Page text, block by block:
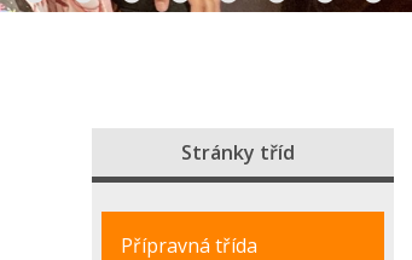
Stránky tříd
Přípravná třída